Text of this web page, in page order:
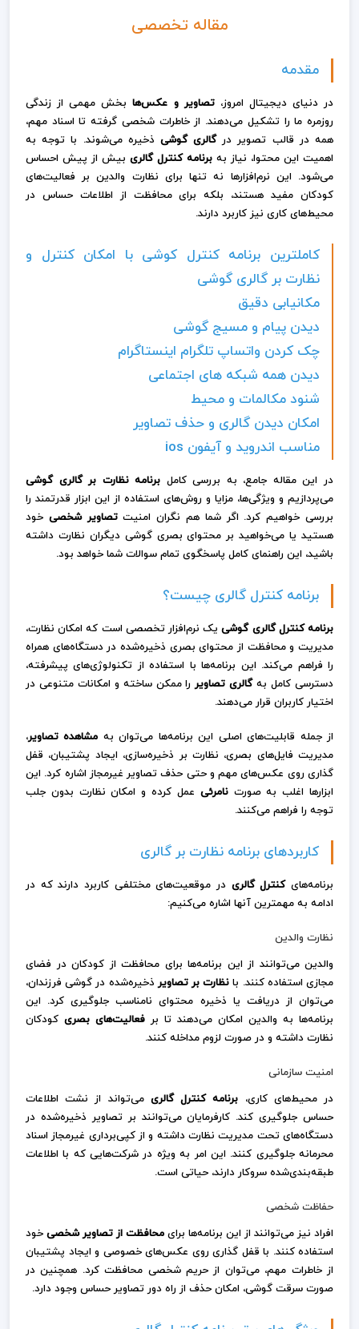
مقاله تخصصی
مقدمه
در دنیای دیجیتال امروز،تصاویر و عکس‌هابخش مهمی از زندگی
روزمره ما را تشکیل می‌دهند. از خاطرات شخصی گرفته تا اسناد مهم،
همه در قالب تصویر درگالری گوشی ذخیره می‌شوند. با توجه به
اهمیت این محتوا، نیاز به برنامه کنترل گالری بیش از پیش احساس
می‌شود. این نرم‌افزارها نه تنها برای نظارت والدین بر فعالیت‌های
کودکان مفید هستند، بلکه برای محافظت از اطلاعات حساس در
محیط‌های کاری نیز کاربرد دارند.
کاملترین برنامه کنترل کوشی با امکان کنترل و
نظارت بر گالری گوشی
مکانیابی دقیق
دیدن پیام و مسیج گوشی
چک کردن واتساپ تلگرام اینستاگرام
دیدن همه شبکه های اجتماعی
شنود مکالمات و محیط
امکان دیدن گالری و حذف تصاویر
مناسب اندروید و آیفون ios
در این مقاله جامع، به بررسی کامل برنامه نظارت بر گالری گوشی
می‌پردازیم و ویژگی‌ها، مزایا و روش‌های استفاده از این ابزار قدرتمند را
بررسی خواهیم کرد. اگر شما هم نگران امنیتتصاویر شخصی خود
هستید یا می‌خواهید بر محتوای بصری گوشی دیگران نظارت داشته
باشید، این راهنمای کامل پاسخگوی تمام سوالات شما خواهد بود.
برنامه کنترل گالری چیست؟
برنامه کنترل گالری گوشییک نرم‌افزار تخصصی است که امکان نظارت،
مدیریت و محافظت از محتوای بصری ذخیره‌شده در دستگاه‌های همراه
را فراهم می‌کند. این برنامه‌ها با استفاده از تکنولوژی‌های پیشرفته،
دسترسی کامل بهگالری تصاویررا ممکن ساخته و امکانات متنوعی در
اختیار کاربران قرار می‌دهند.
از جمله قابلیت‌های اصلی این برنامه‌ها می‌توان به مشاهده تصاویر،
مدیریت فایل‌های بصری، نظارت بر ذخیره‌سازی، ایجاد پشتیبان، قفل
گذاری روی عکس‌های مهم و حتی حذف تصاویر غیرمجاز اشاره کرد. این
ابزارها اغلب به صورتنامرئی عمل کرده و امکان نظارت بدون جلب
توجه را فراهم می‌کنند.
کاربردهای برنامه نظارت بر گالری
برنامه‌هایکنترل گالری در موقعیت‌های مختلفی کاربرد دارند که در
ادامه به مهمترین آنها اشاره می‌کنیم:
نظارت والدین
والدین می‌توانند از این برنامه‌ها برای محافظت از کودکان در فضای
مجازی استفاده کنند. با نظارت بر تصاویرذخیره‌شده در گوشی فرزندان،
می‌توان از دریافت یا ذخیره محتوای نامناسب جلوگیری کرد. این
برنامه‌ها به والدین امکان می‌دهند تا بر فعالیت‌های بصری کودکان
نظارت داشته و در صورت لزوم مداخله کنند.
امنیت سازمانی
در محیط‌های کاری، برنامه کنترل گالری می‌تواند از نشت اطلاعات
حساس جلوگیری کند. کارفرمایان می‌توانند بر تصاویر ذخیره‌شده در
دستگاه‌های تحت مدیریت نظارت داشته و از کپی‌برداری غیرمجاز اسناد
محرمانه جلوگیری کنند. این امر به ویژه در شرکت‌هایی که با اطلاعات
طبقه‌بندی‌شده سروکار دارند، حیاتی است.
حفاظت شخصی
افراد نیز می‌توانند از این برنامه‌ها برای محافظت از تصاویر شخصی خود
استفاده کنند. با قفل گذاری روی عکس‌های خصوصی و ایجاد پشتیبان
از خاطرات مهم، می‌توان از حریم شخصی محافظت کرد. همچنین در
صورت سرقت گوشی، امکان حذف از راه دور تصاویر حساس وجود دارد.